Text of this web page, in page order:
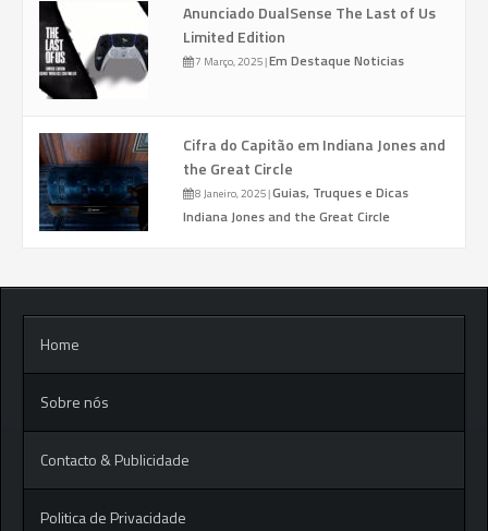
Anunciado DualSense The Last of Us
Limited Edition
7 Março, 2025|Em Destaque Noticias
Cifra do Capitão em Indiana Jones and
the Great Circle
8 Janeiro, 2025|Guias, Truques e Dicas
Indiana Jones and the Great Circle
Home
Sobre nós
Contacto & Publicidade
Politica de Privacidade